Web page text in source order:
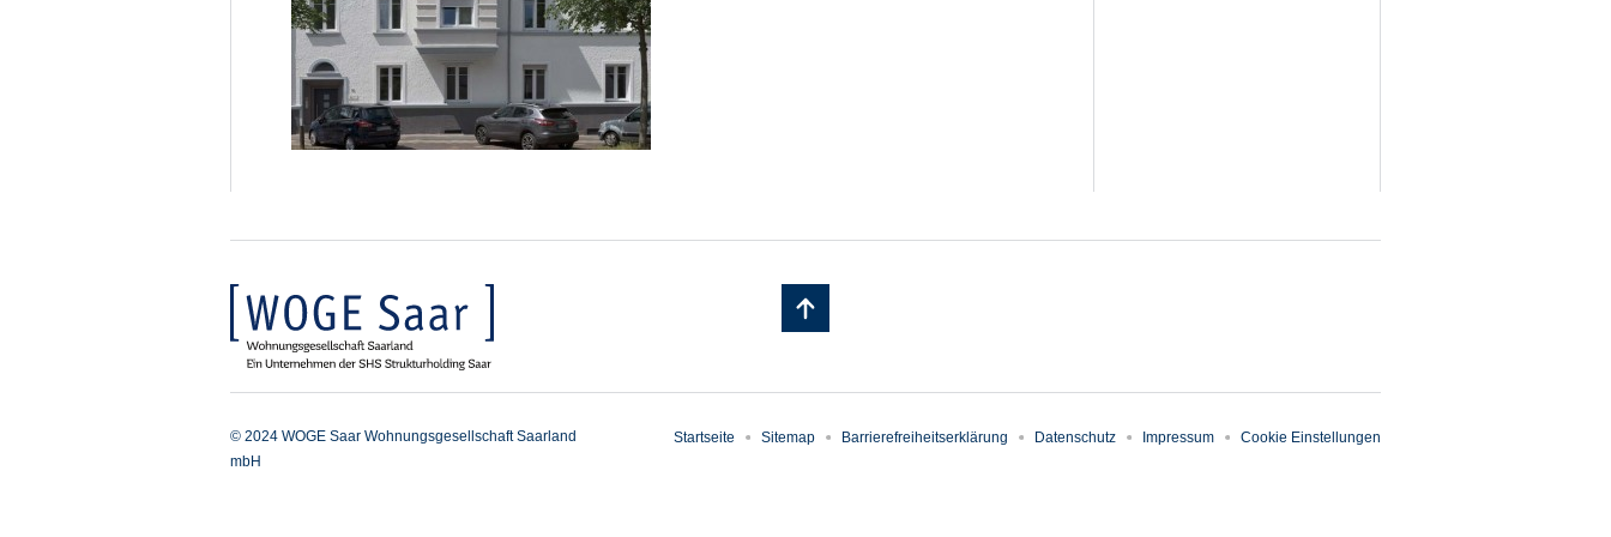
© 2024 WOGE Saar Wohnungsgesellschaft Saarland
mbH
Startseite Sitemap Barrierefreiheitserklärung Datenschutz Impressum Cookie Einstellungen